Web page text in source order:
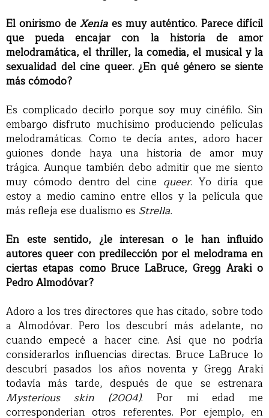
El onirismo deXeniaes muy auténtico. Parece difícil
que pueda encajar con la historia de amor
melodramática, el thriller, la comedia, el musical y la
sexualidad del cine queer. ¿En qué género se siente
más cómodo?
Es complicado decirlo porque soy muy cinéfilo. Sin
embargo disfruto muchísimo produciendo películas
melodramáticas. Como te decía antes, adoro hacer
guiones donde haya una historia de amor muy
trágica. Aunque también debo admitir que me siento
muy cómodo dentro del cine queer. Yo diría que
estoy a medio camino entre ellos y la película que
más refleja ese dualismo es Strella.
En este sentido, ¿le interesan o le han influido
autores queer con predilección por el melodrama en
ciertas etapas como Bruce LaBruce, Gregg Araki o
Pedro Almodóvar?
Adoro a los tres directores que has citado, sobre todo
a Almodóvar. Pero los descubrí más adelante, no
cuando empecé a hacer cine. Así que no podría
considerarlos influencias directas. Bruce LaBruce lo
descubrí pasados los años noventa y Gregg Araki
todavía más tarde, después de que se estrenara
Mysterious skin (2004). Por mi edad me
corresponderían otros referentes. Por ejemplo, en